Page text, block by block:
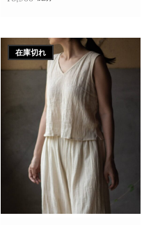
の
商
品
に
は
複
数
の
バ
リ
エ
ー
シ
ョ
ン
が
あ
り
ま
在庫切れ